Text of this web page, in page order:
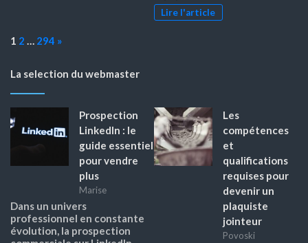
Lire l'article
Page:
1 2 294 Next
»
La selection du webmaster
Prospection
LinkedIn : le
guide essentiel
pour vendre
plus
Marise
Dans un univers
professionnel en constante
évolution, la prospection
Les
compétences
et
qualifications
requises pour
devenir un
plaquiste
jointeur
Povoski